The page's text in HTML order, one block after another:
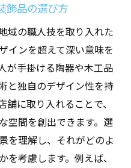
飾品の選び方
域の職人技を取り入れた
インを超えて深い意味を
が手掛ける陶器や木工品
と独自のデザイン性を持
に取り入れることで、
空間を創出できます。選
を理解し、それがどのよ
を考慮します。例えば、